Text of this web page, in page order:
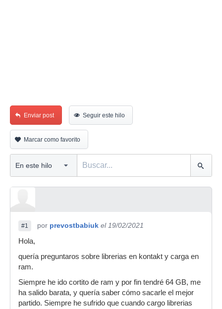
Enviar post Seguir este hilo
Marcar como favorito
#1 por prevostbabiuk el 19/02/2021
Hola,
quería preguntaros sobre librerias en kontakt y carga en
ram.
Siempre he ido cortito de ram y por fin tendré 64 GB, me
ha salido barata, y quería saber cómo sacarle el mejor
partido. Siempre he sufrido que cuando cargo librerias